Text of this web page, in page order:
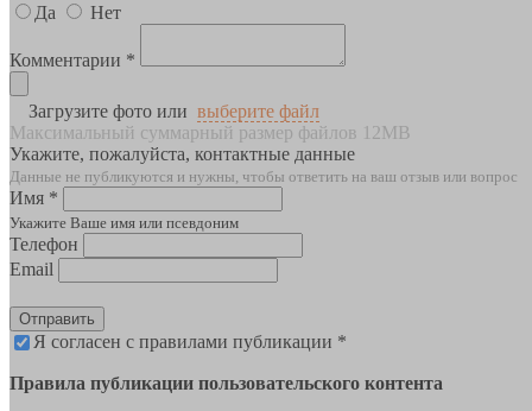
Да
Нет
Комментарии *
Загрузите фото или выберите файл
Максимальный суммарный размер файлов 12MB
Укажите, пожалуйста, контактные данные
Данные не публикуются и нужны, чтобы ответить на ваш отзыв или вопрос
Имя *
Укажите Ваше имя или псевдоним
Телефон
Email
Отправить
Я согласен с правилами публикации *
Правила публикации пользовательского контента